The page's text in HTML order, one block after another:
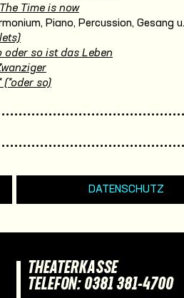
The Time is now
Piano, Percussion, Gesang
oder so ist das Leben
(*oder so)
DATENSCHUTZ
THEATERKASSE
TELEFON: 0381 381-4700